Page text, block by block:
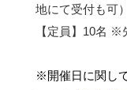
地にて受付も可）
【定員】10名 ※
※開催日に関し